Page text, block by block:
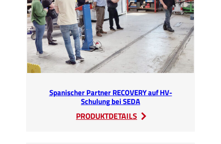
Spanischer Partner RECOVERY auf HV-
Schulung bei SEDA
PRODUKTDETAILS
: